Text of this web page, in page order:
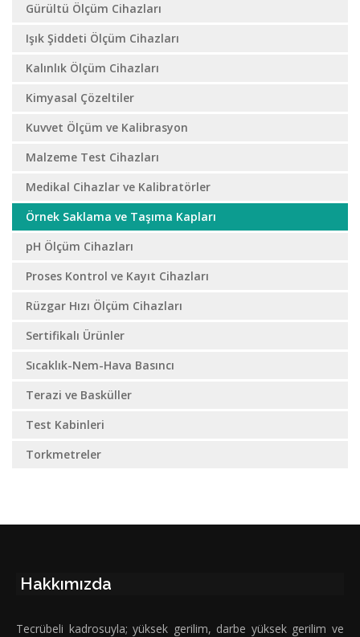
Gürültü Ölçüm Cihazları
Işık Şiddeti Ölçüm Cihazları
Kalınlık Ölçüm Cihazları
Kimyasal Çözeltiler
Kuvvet Ölçüm ve Kalibrasyon
Malzeme Test Cihazları
Medikal Cihazlar ve Kalibratörler
Örnek Saklama ve Taşıma Kapları
pH Ölçüm Cihazları
Proses Kontrol ve Kayıt Cihazları
Rüzgar Hızı Ölçüm Cihazları
Sertifikalı Ürünler
Sıcaklık-Nem-Hava Basıncı
Terazi ve Basküller
Test Kabinleri
Torkmetreler
Hakkımızda
Tecrübeli kadrosuyla; yüksek gerilim, darbe yüksek gerilim ve